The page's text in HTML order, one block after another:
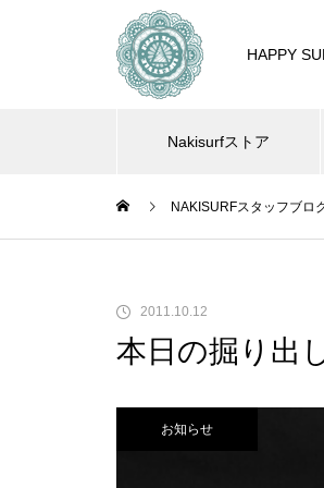
HAPPY
Nakisurfストア
NAKISURFスタッフブロ
2011.10.12
本日の掘り出
お知らせ